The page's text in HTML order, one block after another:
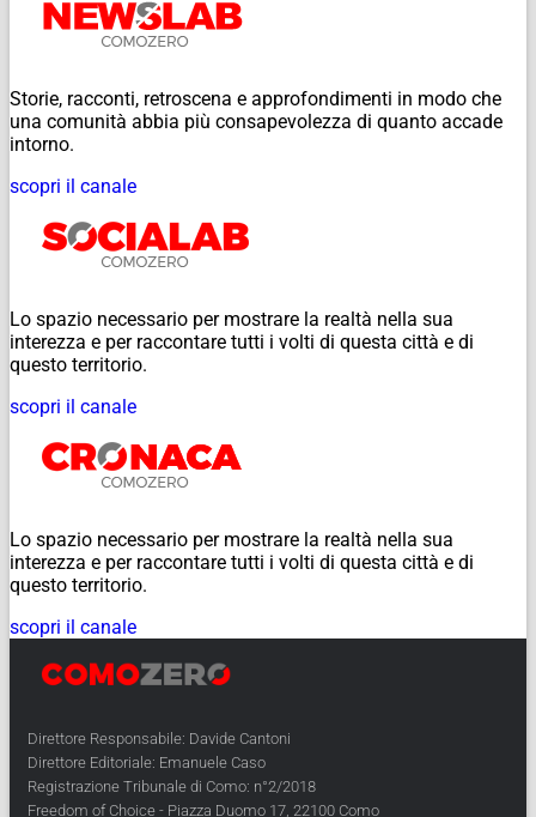
Storie, racconti, retroscena e approfondimenti in modo che
una comunità abbia più consapevolezza di quanto accade
intorno.
scopri il canale
Lo spazio necessario per mostrare la realtà nella sua
interezza e per raccontare tutti i volti di questa città e di
questo territorio.
scopri il canale
Lo spazio necessario per mostrare la realtà nella sua
interezza e per raccontare tutti i volti di questa città e di
questo territorio.
scopri il canale
Direttore Responsabile: Davide Cantoni
Direttore Editoriale: Emanuele Caso
Registrazione Tribunale di Como: n°2/2018
Freedom of Choice - Piazza Duomo 17, 22100 Como